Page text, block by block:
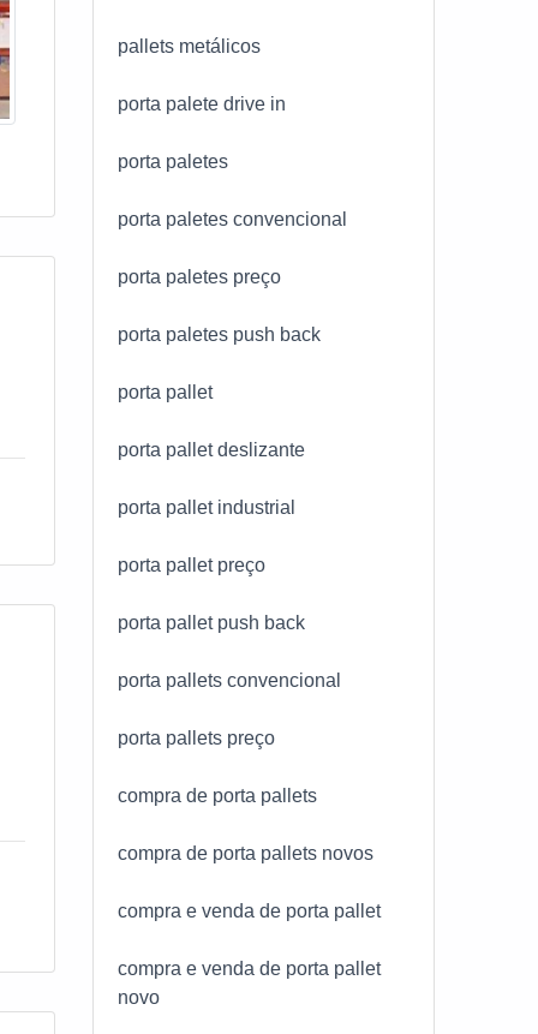
pallets metálicos
porta palete drive in
porta paletes
porta paletes convencional
porta paletes preço
porta paletes push back
porta pallet
porta pallet deslizante
porta pallet industrial
porta pallet preço
porta pallet push back
porta pallets convencional
porta pallets preço
compra de porta pallets
compra de porta pallets novos
compra e venda de porta pallet
compra e venda de porta pallet
novo